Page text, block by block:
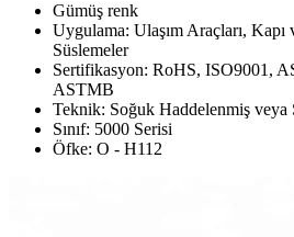
Gümüş renk
Uygulama: Ulaşım Araçları, Kapı
Süslemeler
Sertifikasyon: RoHS, ISO9001,
ASTMB
Teknik: Soğuk Haddelenmiş veya
Sınıf: 5000 Serisi
Öfke: O - H112